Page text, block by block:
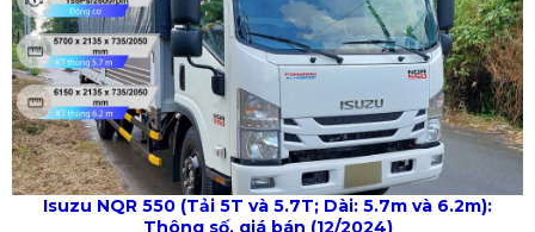
Isuzu NQR 550 (Tải 5T và 5.7T; Dài: 5.7m và 6.2m):
Thông số, giá bán (12/2024)